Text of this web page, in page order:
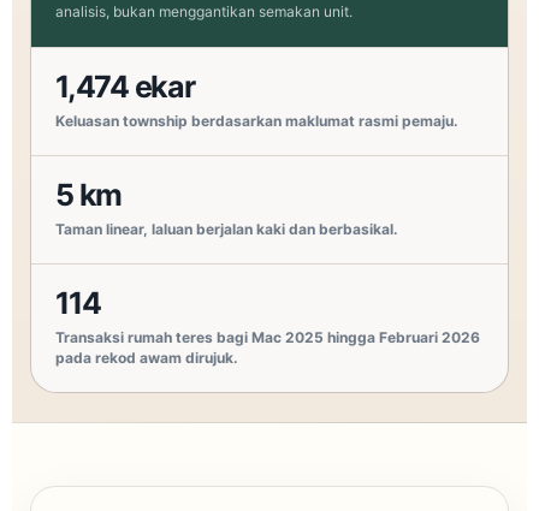
analisis, bukan menggantikan semakan unit.
1,474 ekar
Keluasan township berdasarkan maklumat rasmi pemaju.
5 km
Taman linear, laluan berjalan kaki dan berbasikal.
114
Transaksi rumah teres bagi Mac 2025 hingga Februari 2026
pada rekod awam dirujuk.